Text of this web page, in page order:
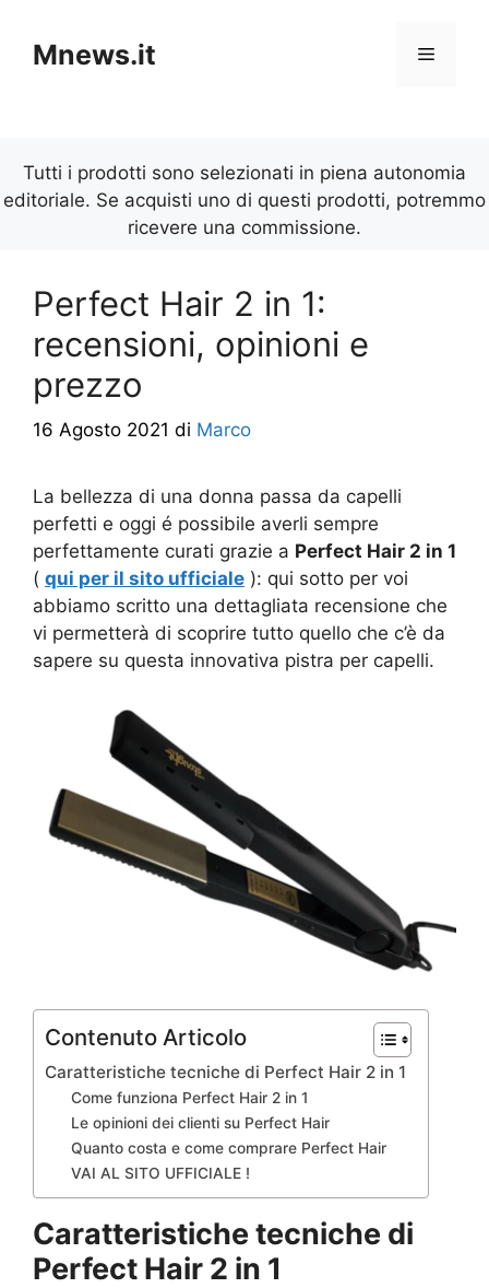
contenuto
Mnews.it Menu
Tutti i prodotti sono selezionati in piena autonomia
editoriale. Se acquisti uno di questi prodotti, potremmo
ricevere una commissione.
Perfect Hair 2 in 1:
recensioni, opinioni e
prezzo
16 Agosto 2021 di Marco
La bellezza di una donna passa da capelli
perfetti e oggi é possibile averli sempre
perfettamente curati grazie a Perfect Hair 2 in 1
( qui per il sito ufficiale ): qui sotto per voi
abbiamo scritto una dettagliata recensione che
vi permetterà di scoprire tutto quello che c’è da
sapere su questa innovativa pistra per capelli.
Contenuto Articolo
Caratteristiche tecniche di Perfect Hair 2 in 1
Come funziona Perfect Hair 2 in 1
Le opinioni dei clienti su Perfect Hair
Quanto costa e come comprare Perfect Hair
VAI AL SITO UFFICIALE !
Caratteristiche tecniche di
Perfect Hair 2 in 1